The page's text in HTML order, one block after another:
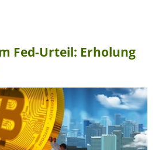
Fed-Urteil: Erholung